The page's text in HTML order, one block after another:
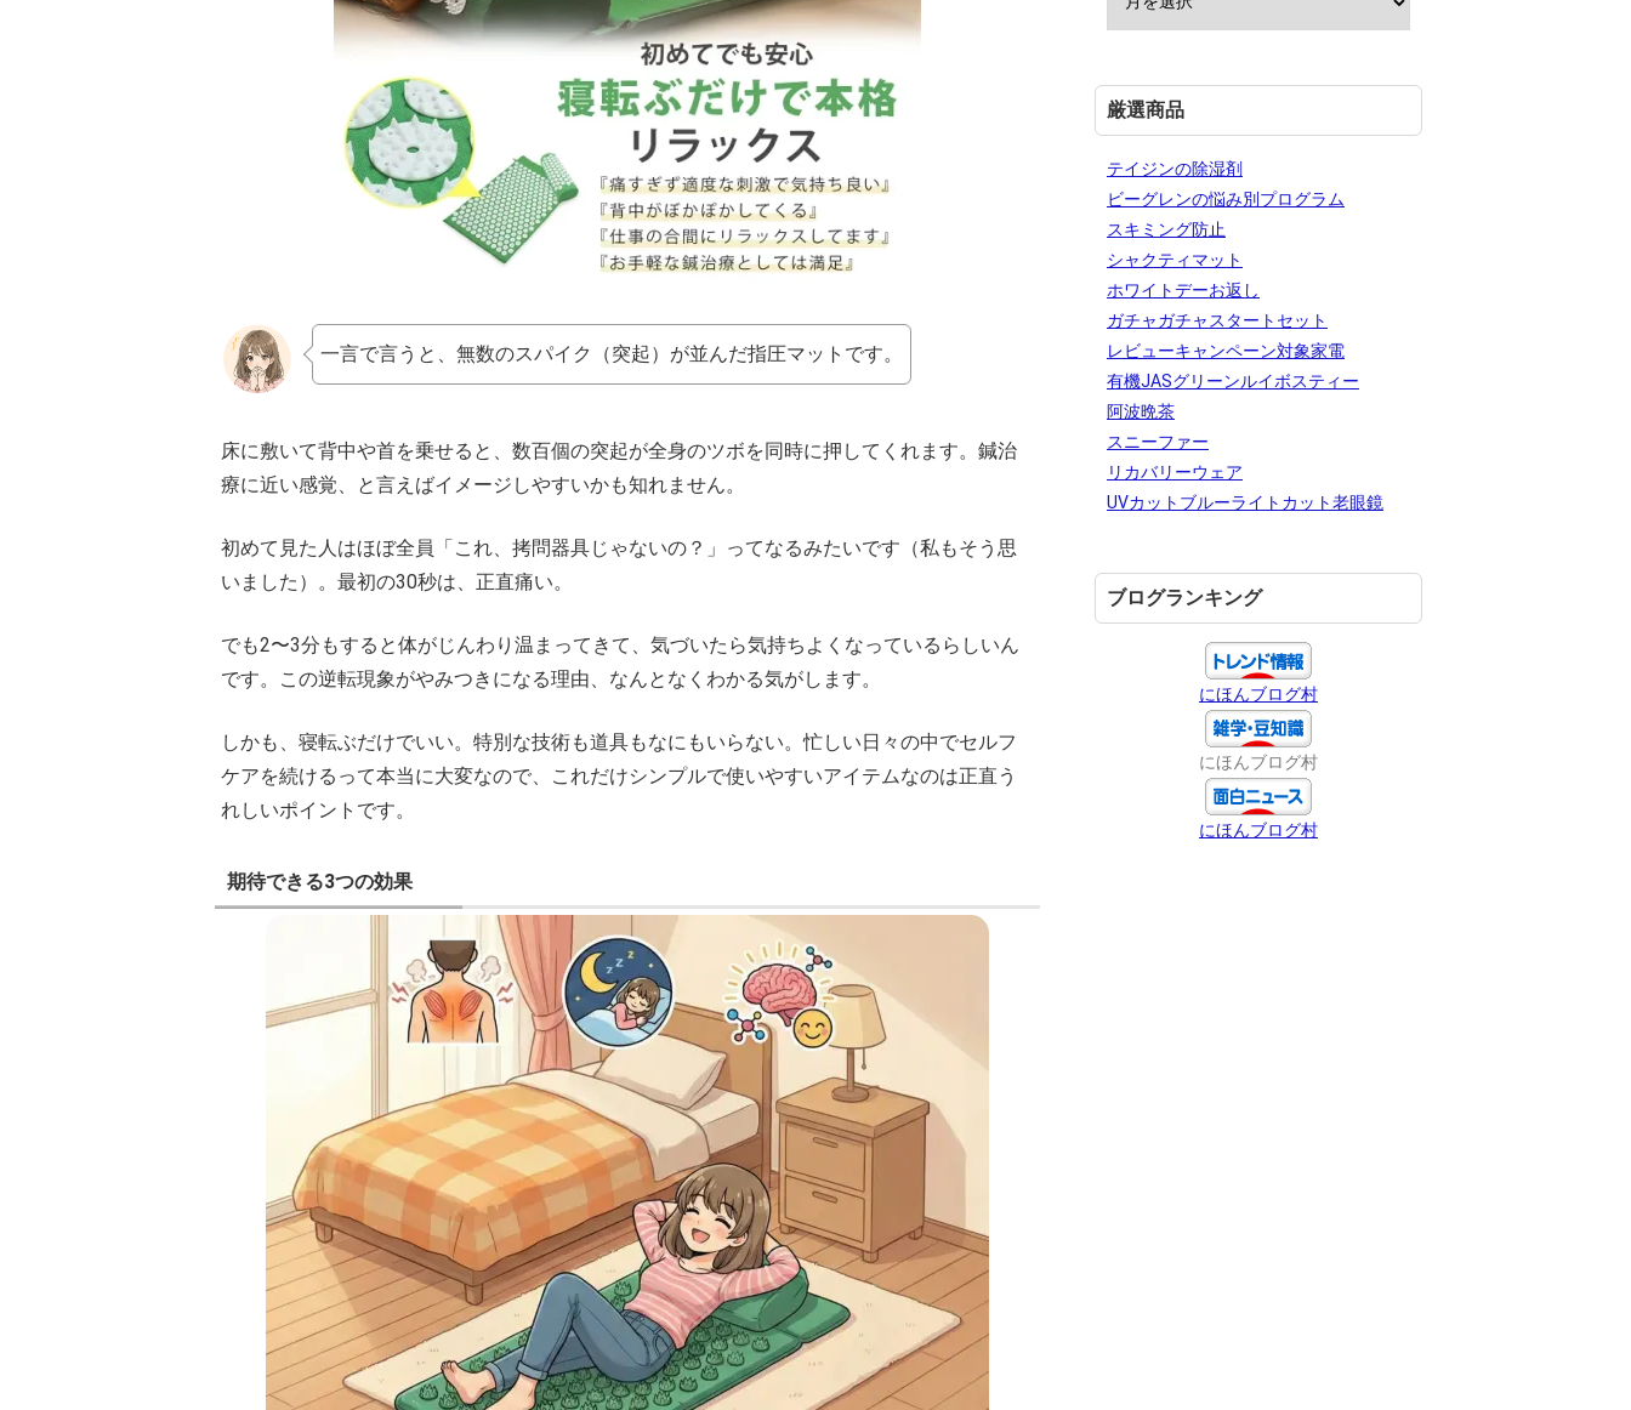
一言で言うと、無数のスパイク（突起）が並んだ指圧マットです。
床に敷いて背中や首を乗せると、数百個の突起が全身のツボを同時に押してくれます。鍼治
療に近い感覚、と言えばイメージしやすいかも知れません。
初めて見た人はほぼ全員「これ、拷問器具じゃないの？」ってなるみたいです（私もそう思
いました）。最初の30秒は、正直痛い。
でも2〜3分もすると体がじんわり温まってきて、気づいたら気持ちよくなっているらしいん
です。この逆転現象がやみつきになる理由、なんとなくわかる気がします。
しかも、寝転ぶだけでいい。特別な技術も道具もなにもいらない。忙しい日々の中でセルフ
ケアを続けるって本当に大変なので、これだけシンプルで使いやすいアイテムなのは正直う
れしいポイントです。
期待できる3つの効果
厳選商品
テイジンの除湿剤
ビーグレンの悩み別プログラム
スキミング防止
シャクティマット
ホワイトデーお返し
ガチャガチャスタートセット
レビューキャンペーン対象家電
有機JASグリーンルイボスティー
阿波晩茶
スニーファー
リカバリーウェア
UVカットブルーライトカット老眼鏡
ブログランキング
にほんブログ村
にほんブログ村
にほんブログ村